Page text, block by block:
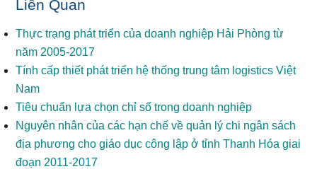
Liên Quan
Thực trạng phát triển của doanh nghiệp Hải Phòng từ
năm 2005-2017
Tính cấp thiết phát triển hệ thống trung tâm logistics Việt
Nam
Tiêu chuẩn lựa chọn chỉ số trong doanh nghiệp
Nguyên nhân của các hạn chế về quản lý chi ngân sách
địa phương cho giáo dục công lập ở tỉnh Thanh Hóa giai
đoạn 2011-2017